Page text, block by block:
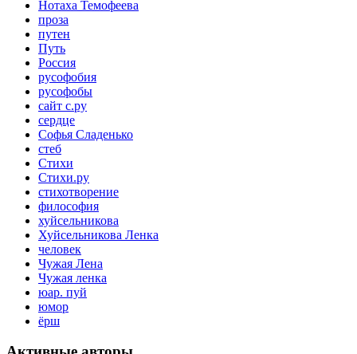
Нотаха Темофеева
проза
путен
Путь
Россия
русофобия
русофобы
сайт с.ру
сердце
Софья Сладенько
стеб
Стихи
Стихи.ру
стихотворение
философия
хуйсельникова
Хуйсельникова Ленка
человек
Чужая Лена
Чужая ленка
юар. пуй
юмор
ёрш